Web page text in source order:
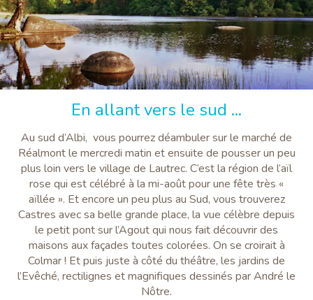
En allant vers le sud ...
Au sud d’Albi, vous pourrez déambuler sur le marché de
Réalmont le mercredi matin et ensuite de pousser un peu
plus loin vers le village de Lautrec. C’est la région de l’aïl
rose qui est célébré à la mi-août pour une fête très «
aïllée ». Et encore un peu plus au Sud, vous trouverez
Castres avec sa belle grande place, la vue célèbre depuis
le petit pont sur l’Agout qui nous fait découvrir des
maisons aux façades toutes colorées. On se croirait à
Colmar ! Et puis juste à côté du théâtre, les jardins de
l’Evêché, rectilignes et magnifiques dessinés par André le
Nôtre.